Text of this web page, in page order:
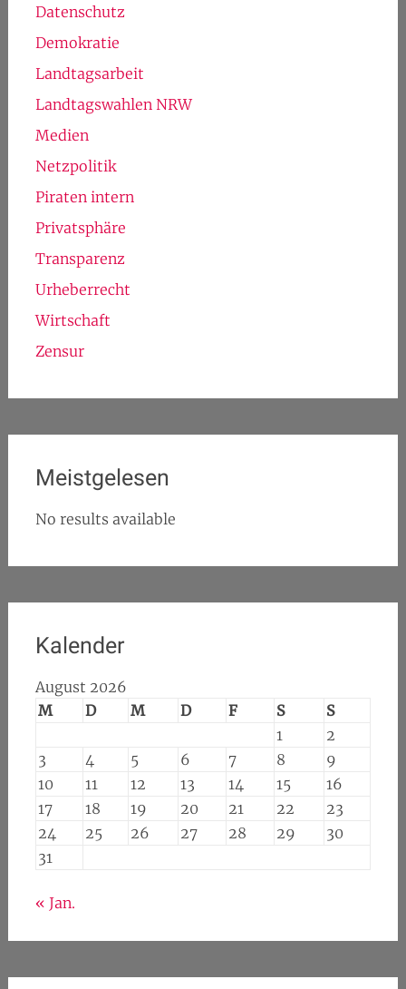
Datenschutz
Demokratie
Landtagsarbeit
Landtagswahlen NRW
Medien
Netzpolitik
Piraten intern
Privatsphäre
Transparenz
Urheberrecht
Wirtschaft
Zensur
Meistgelesen
No results available
Kalender
August 2026
M
D M D F S
S
1
2
3
4 5 6 7 8
9
10
11 12 13 14 15
16
17
18 19 20 21 22
23
24
25 26 27 28 29
30
31
« Jan.